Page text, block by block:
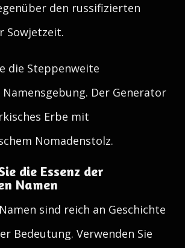
den russifizierten
Sowjetzeit.
die Steppenweite
Namensgebung. Der Generator
Erbe mit
Nomadenstolz.
die Essenz der
Namen
sind reich an Geschichte
Bedeutung. Verwenden Sie